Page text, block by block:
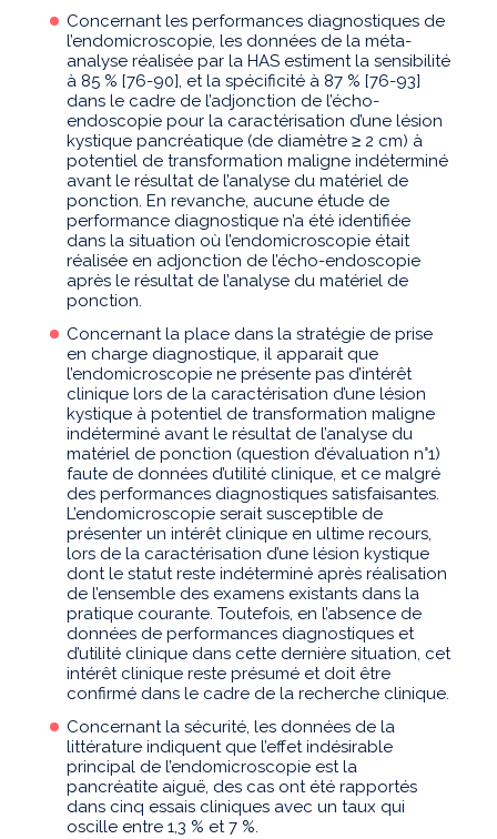
Concernant les performances diagnostiques de
l’endomicroscopie, les données de la méta-
analyse réalisée par la HAS estiment la sensibilité
à 85 % [76-90], et la spécificité à 87 % [76-93]
dans le cadre de l’adjonction de l’écho-
endoscopie pour la caractérisation d’une lésion
kystique pancréatique (de diamètre ≥ 2 cm) à
potentiel de transformation maligne indéterminé
avant le résultat de l’analyse du matériel de
ponction. En revanche, aucune étude de
performance diagnostique n’a été identifiée
dans la situation où l’endomicroscopie était
réalisée en adjonction de l’écho-endoscopie
après le résultat de l’analyse du matériel de
ponction.
Concernant la place dans la stratégie de prise
en charge diagnostique, il apparait que
l’endomicroscopie ne présente pas d’intérêt
clinique lors de la caractérisation d’une lésion
kystique à potentiel de transformation maligne
indéterminé avant le résultat de l’analyse du
matériel de ponction (question d’évaluation n°1)
faute de données d’utilité clinique, et ce malgré
des performances diagnostiques satisfaisantes.
L’endomicroscopie serait susceptible de
présenter un intérêt clinique en ultime recours,
lors de la caractérisation d’une lésion kystique
dont le statut reste indéterminé après réalisation
de l’ensemble des examens existants dans la
pratique courante. Toutefois, en l’absence de
données de performances diagnostiques et
d’utilité clinique dans cette dernière situation, cet
intérêt clinique reste présumé et doit être
confirmé dans le cadre de la recherche clinique.
Concernant la sécurité, les données de la
littérature indiquent que l’effet indésirable
principal de l’endomicroscopie est la
pancréatite aiguë, des cas ont été rapportés
dans cinq essais cliniques avec un taux qui
oscille entre 1,3 % et 7 %.